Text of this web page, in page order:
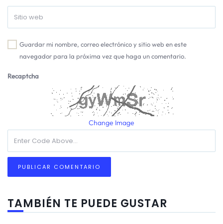
Guardar mi nombre, correo electrónico y sitio web en este
navegador para la próxima vez que haga un comentario.
Recaptcha
Change Image
TAMBIÉN TE PUEDE GUSTAR